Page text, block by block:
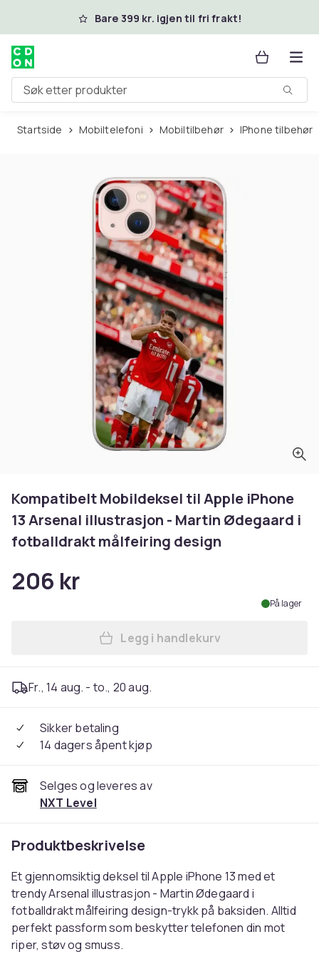
Hopp til hovedinnholdBare 399 kr. igjen til fri frakt!
Søk etter produkter
Startside Mobiltelefoni Mobiltilbehør iPhone tilbehør
Kompatibelt Mobildeksel til Apple iPhone
13 Arsenal illustrasjon - Martin Ødegaard i
fotballdrakt målfeiring design
206 kr
På lager
Legg Kompatibelt
Legg i handlekurv
Fr., 14 aug. - to., 20 aug.
Sikker betaling
14 dagers åpent kjøp
Selges og leveres av
NXT Level
Produktbeskrivelse
Et gjennomsiktig deksel til Apple iPhone 13 med et
trendy Arsenal illustrasjon - Martin Ødegaard i
fotballdrakt målfeiring design-trykk på baksiden. Alltid
perfekt passform som beskytter telefonen din mot
riper, støv og smuss.